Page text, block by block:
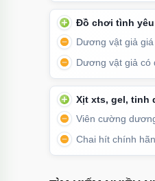
Đồ chơi tình
Dương vật giả giá
Dương vật giả có
Xịt xts, gel, tinh
Viên cường
Chai hít chính